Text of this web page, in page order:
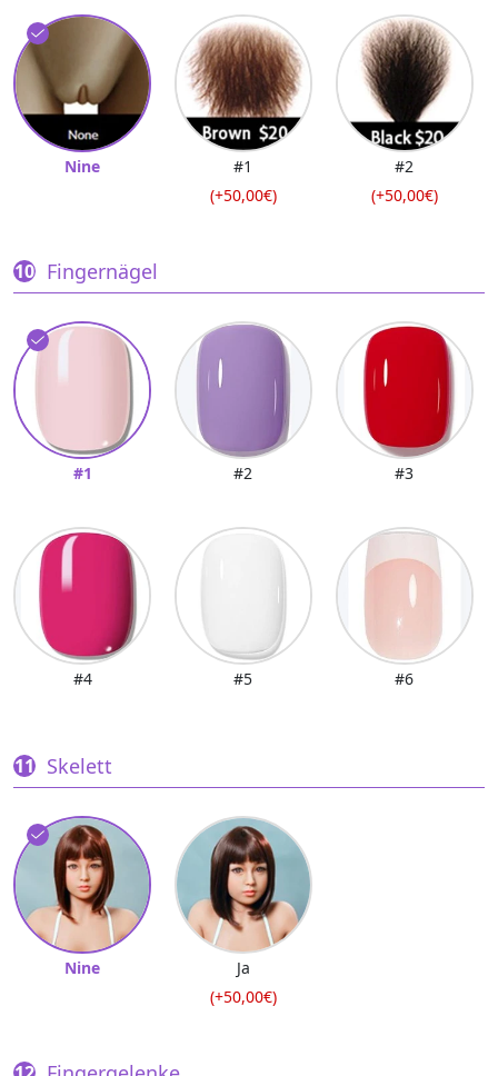
Nine
#1
(+50,00€)
#2
(+50,00€)
Fingernägel
#1 #2 #3
#4 #5 #6
Skelett
Nine
Ja
(+50,00€)